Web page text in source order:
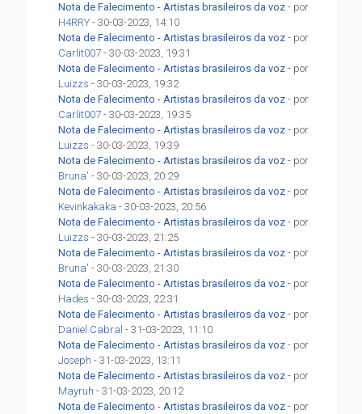
Nota de Falecimento - Artistas brasileiros da voz - por
H4RRY - 30-03-2023, 14:10
Nota de Falecimento - Artistas brasileiros da voz - por
Carlit007 - 30-03-2023, 19:31
Nota de Falecimento - Artistas brasileiros da voz - por
Luizzs - 30-03-2023, 19:32
Nota de Falecimento - Artistas brasileiros da voz - por
Carlit007 - 30-03-2023, 19:35
Nota de Falecimento - Artistas brasileiros da voz - por
Luizzs - 30-03-2023, 19:39
Nota de Falecimento - Artistas brasileiros da voz - por
Bruna' - 30-03-2023, 20:29
Nota de Falecimento - Artistas brasileiros da voz - por
Kevinkakaka - 30-03-2023, 20:56
Nota de Falecimento - Artistas brasileiros da voz - por
Luizzs - 30-03-2023, 21:25
Nota de Falecimento - Artistas brasileiros da voz - por
Bruna' - 30-03-2023, 21:30
Nota de Falecimento - Artistas brasileiros da voz - por
Hades - 30-03-2023, 22:31
Nota de Falecimento - Artistas brasileiros da voz - por
Daniel Cabral - 31-03-2023, 11:10
Nota de Falecimento - Artistas brasileiros da voz - por
Joseph - 31-03-2023, 13:11
Nota de Falecimento - Artistas brasileiros da voz - por
Mayruh - 31-03-2023, 20:12
Nota de Falecimento - Artistas brasileiros da voz - por